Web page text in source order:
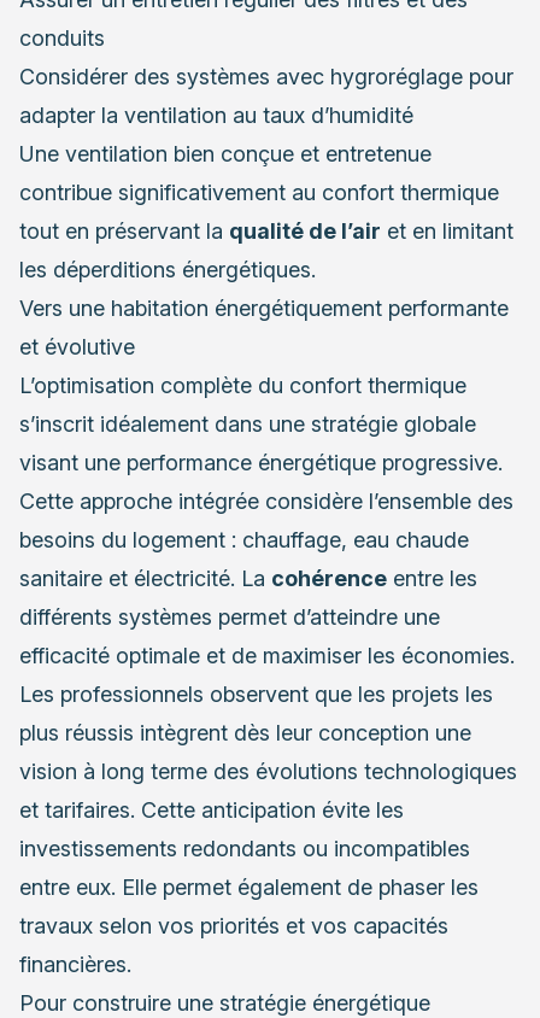
conduits
Considérer des systèmes avec hygroréglage pour
adapter la ventilation au taux d’humidité
Une ventilation bien conçue et entretenue
contribue significativement au confort thermique
tout en préservant la qualité de l’air et en limitant
les déperditions énergétiques.
Vers une habitation énergétiquement performante
et évolutive
L’optimisation complète du confort thermique
s’inscrit idéalement dans une stratégie globale
visant une performance énergétique progressive.
Cette approche intégrée considère l’ensemble des
besoins du logement : chauffage, eau chaude
sanitaire et électricité. La cohérence entre les
différents systèmes permet d’atteindre une
efficacité optimale et de maximiser les économies.
Les professionnels observent que les projets les
plus réussis intègrent dès leur conception une
vision à long terme des évolutions technologiques
et tarifaires. Cette anticipation évite les
investissements redondants ou incompatibles
entre eux. Elle permet également de phaser les
travaux selon vos priorités et vos capacités
financières.
Pour construire une stratégie énergétique